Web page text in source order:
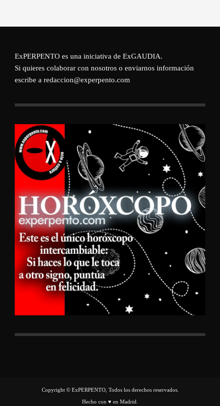
ExPERPENTO es una iniciativa de ExGAUDIA.
Si quieres colaborar con nosotros o enviarnos información
escribe a redaccion@experpento.com
Copyright © ExPERPENTO, Todos los derechos reservados.
Hecho con ♥ en Madrid.